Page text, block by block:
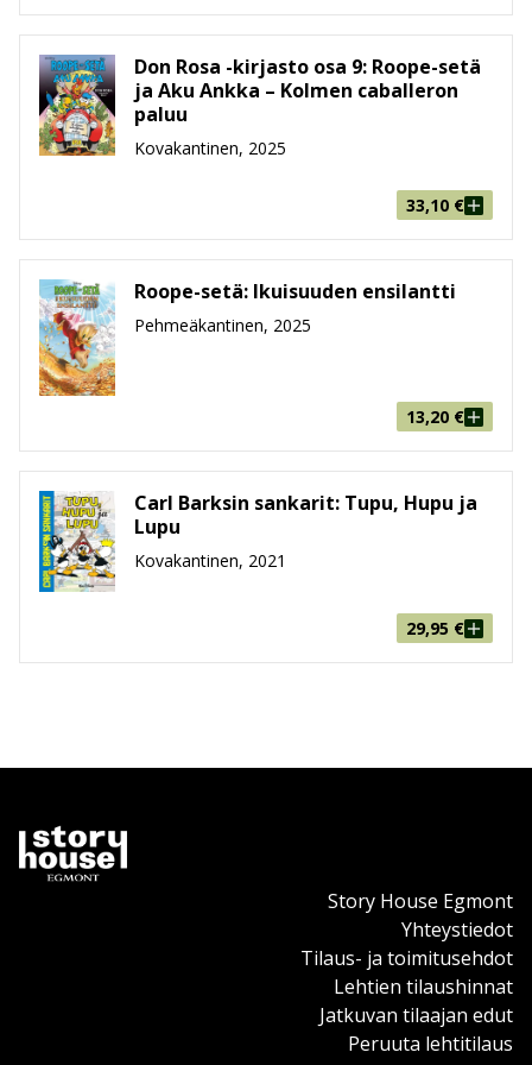
Don Rosa -kirjasto osa 9: Roope-setä
ja Aku Ankka – Kolmen caballeron
paluu
Kovakantinen, 2025
33,10 €
Roope-setä: Ikuisuuden ensilantti
Pehmeäkantinen, 2025
13,20 €
Carl Barksin sankarit: Tupu, Hupu ja
Lupu
Kovakantinen, 2021
29,95 €
Story House Egmont
Yhteystiedot
Tilaus- ja toimitusehdot
Lehtien tilaushinnat
Jatkuvan tilaajan edut
Peruuta lehtitilaus